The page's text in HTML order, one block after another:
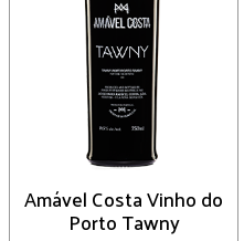
Amável Costa Vinho do
Porto Tawny